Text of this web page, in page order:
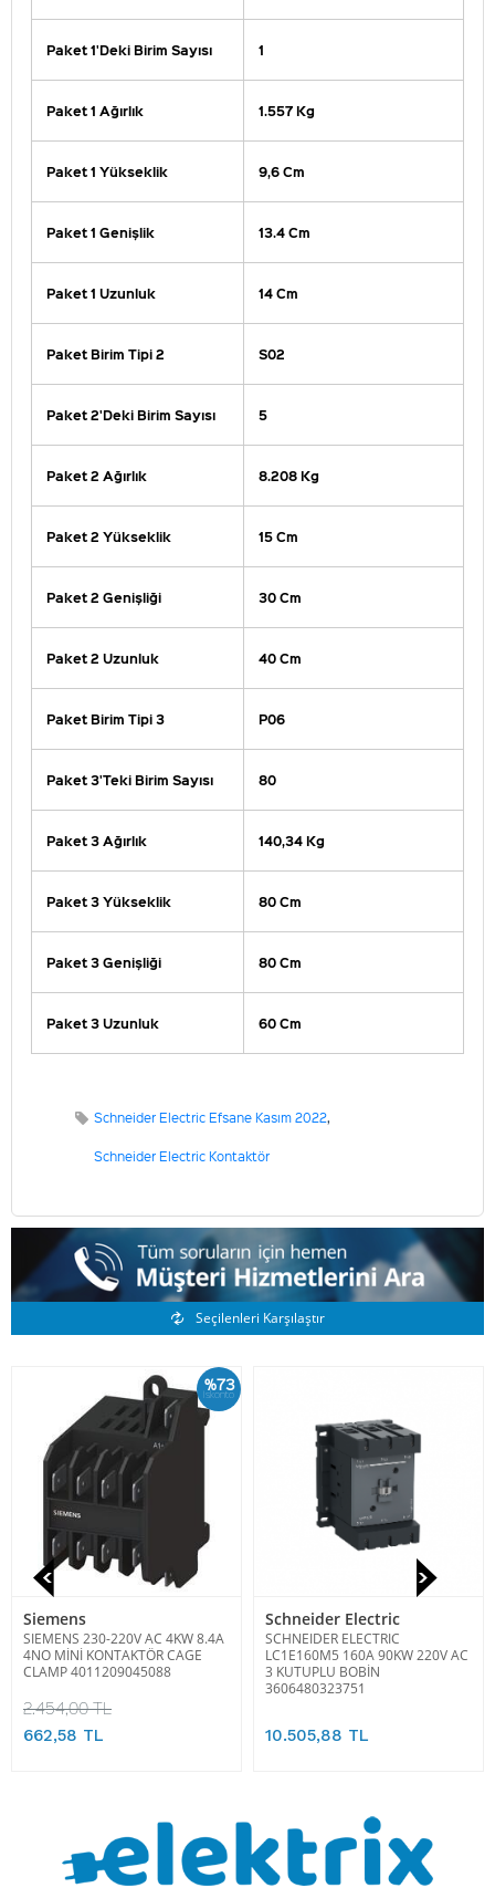
Paket 1'Deki Birim Sayısı 1
Paket 1 Ağırlık 1.557 Kg
Paket 1 Yükseklik 9,6 Cm
Paket 1 Genişlik 13.4 Cm
Paket 1 Uzunluk 14 Cm
Paket Birim Tipi 2 S02
Paket 2'Deki Birim Sayısı 5
Paket 2 Ağırlık 8.208 Kg
Paket 2 Yükseklik 15 Cm
Paket 2 Genişliği 30 Cm
Paket 2 Uzunluk 40 Cm
Paket Birim Tipi 3 P06
Paket 3'Teki Birim Sayısı 80
Paket 3 Ağırlık 140,34 Kg
Paket 3 Yükseklik 80 Cm
Paket 3 Genişliği 80 Cm
Paket 3 Uzunluk 60 Cm
Schneider Electric Efsane Kasım 2022,
Schneider Electric Kontaktör
Benzer Ürünler
Seçilenleri Karşılaştır
%73
İskonto
Siemens
SIEMENS 230-220V AC 4KW 8.4A
4NO MİNİ KONTAKTÖR CAGE
CLAMP 4011209045088
2.454,00 TL
662,58 TL
Schneider Electric
SCHNEIDER ELECTRIC
LC1E160M5 160A 90KW 220V AC
3 KUTUPLU BOBİN
3606480323751
10.505,88 TL